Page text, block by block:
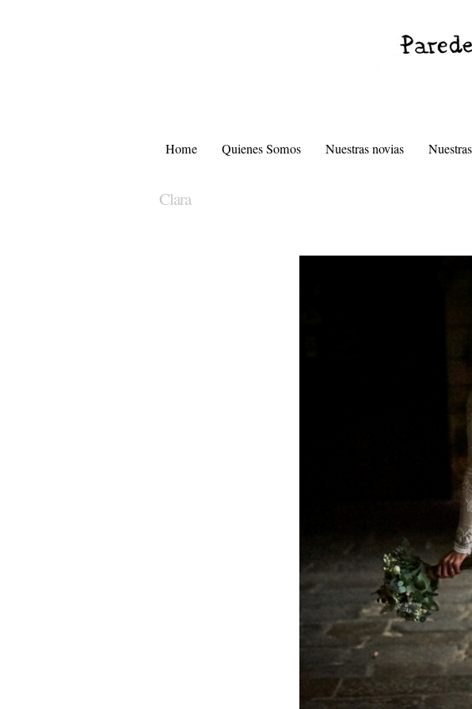
Home Quienes Somos Nuestras novias
Clara